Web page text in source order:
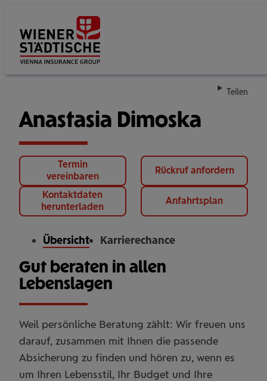
Teilen
Anastasia Dimoska
Termin
vereinbaren
Rückruf anfordern
Kontaktdaten
herunterladen
Anfahrtsplan
Übersicht Karrierechance
Gut beraten in allen
Lebenslagen
Weil persönliche Beratung zählt: Wir freuen uns
darauf, zusammen mit Ihnen die passende
Absicherung zu finden und hören zu, wenn es
um Ihren Lebensstil, Ihr Budget und Ihre